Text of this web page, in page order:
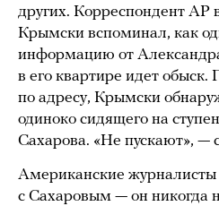
других. Корреспондент
Крымски вспоминал, как
информацию от
в его квартире идет обыск.
по адресу, Крымски
одиноко сидящего на
Сахарова. «Не пускают», —
Американские журналисты
с Сахаровым — он никогда